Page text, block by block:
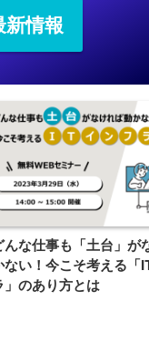
情報
んな仕事も「土台」が
ない！今こそ考える「
」のあり方とは